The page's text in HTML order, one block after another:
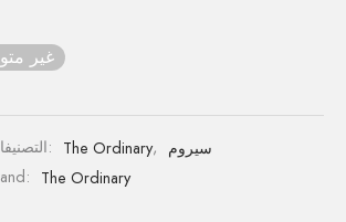
غير
التصنيفات: The Ordinary, سيروم
The Ordinary